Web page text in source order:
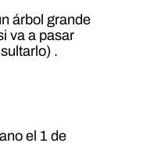
árbol grande
va a pasar
.
el 1 de